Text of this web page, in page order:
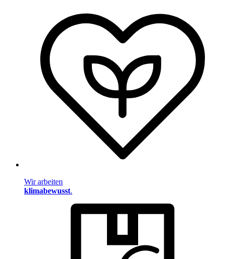
Wir arbeiten
klimabewusst.